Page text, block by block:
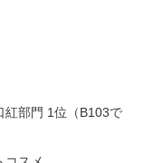
紅部門 1位（B103で